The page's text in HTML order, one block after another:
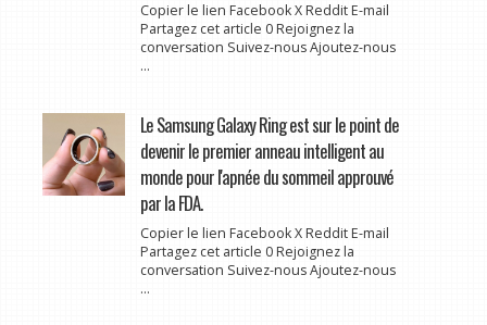
Copier le lien Facebook X Reddit E-mail
Partagez cet article 0 Rejoignez la
conversation Suivez-nous Ajoutez-nous
...
Le Samsung Galaxy Ring est sur le point de
devenir le premier anneau intelligent au
monde pour l'apnée du sommeil approuvé
par la FDA.
Copier le lien Facebook X Reddit E-mail
Partagez cet article 0 Rejoignez la
conversation Suivez-nous Ajoutez-nous
...